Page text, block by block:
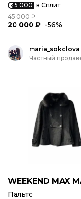
5 000 в Сплит
45 000 ₽
20 000 ₽ -56%
maria_sokolova
Частный
WEEKEND MAX
Пальто